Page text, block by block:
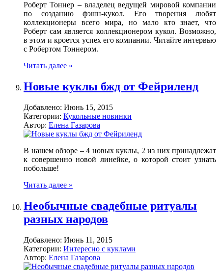
Роберт Тоннер – владелец ведущей мировой компании
по созданию фэшн-кукол. Его творения любят
коллекционеры всего мира, но мало кто знает, что
Роберт сам является коллекционером кукол. Возможно,
в этом и кроется успех его компании. Читайте интервью
с Робертом Тоннером.
Читать далее »
Новые куклы бжд от Фейриленд
Добавлено: Июнь 15, 2015
Категории: Кукольные новинки
Автор: Елена Газарова
В нашем обзоре – 4 новых куклы, 2 из них принадлежат
к совершенно новой линейке, о которой стоит узнать
побольше!
Читать далее »
Необычные свадебные ритуалы
разных народов
Добавлено: Июнь 11, 2015
Категории: Интересно с куклами
Автор: Елена Газарова